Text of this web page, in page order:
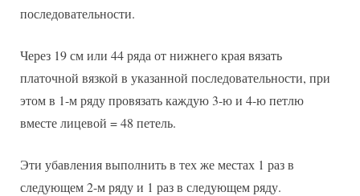
последовательности.
Через 19 см или 44 ряда от нижнего края вязать
платочной вязкой в указанной последовательности, при
этом в 1-м ряду провязать каждую 3-ю и 4-ю петлю
вместе лицевой = 48 петель.
Эти убавления выполнить в тех же местах 1 раз в
следующем 2-м ряду и 1 раз в следующем ряду.